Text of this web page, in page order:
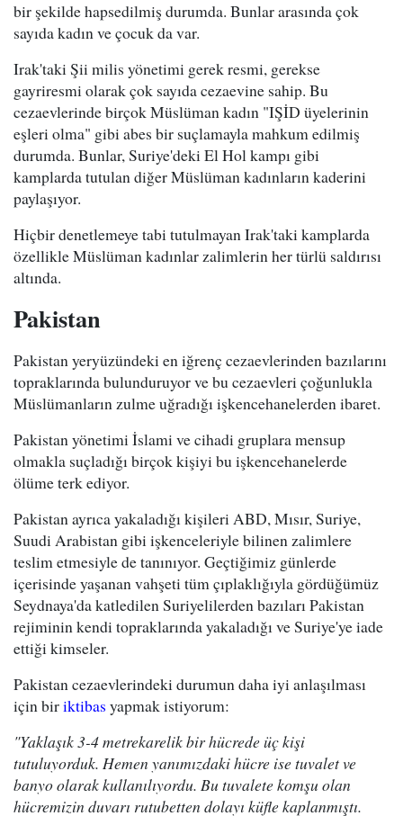
bir şekilde hapsedilmiş durumda. Bunlar arasında çok
sayıda kadın ve çocuk da var.
Irak'taki Şii milis yönetimi gerek resmi, gerekse
gayriresmi olarak çok sayıda cezaevine sahip. Bu
cezaevlerinde birçok Müslüman kadın "IŞİD üyelerinin
eşleri olma" gibi abes bir suçlamayla mahkum edilmiş
durumda. Bunlar, Suriye'deki El Hol kampı gibi
kamplarda tutulan diğer Müslüman kadınların kaderini
paylaşıyor.
Hiçbir denetlemeye tabi tutulmayan Irak'taki kamplarda
özellikle Müslüman kadınlar zalimlerin her türlü saldırısı
altında.
Pakistan
Pakistan yeryüzündeki en iğrenç cezaevlerinden bazılarını
topraklarında bulunduruyor ve bu cezaevleri çoğunlukla
Müslümanların zulme uğradığı işkencehanelerden ibaret.
Pakistan yönetimi İslami ve cihadi gruplara mensup
olmakla suçladığı birçok kişiyi bu işkencehanelerde
ölüme terk ediyor.
Pakistan ayrıca yakaladığı kişileri ABD, Mısır, Suriye,
Suudi Arabistan gibi işkenceleriyle bilinen zalimlere
teslim etmesiyle de tanınıyor. Geçtiğimiz günlerde
içerisinde yaşanan vahşeti tüm çıplaklığıyla gördüğümüz
Seydnaya'da katledilen Suriyelilerden bazıları Pakistan
rejiminin kendi topraklarında yakaladığı ve Suriye'ye iade
ettiği kimseler.
Pakistan cezaevlerindeki durumun daha iyi anlaşılması
için biriktibas yapmak istiyorum:
"Yaklaşık 3-4 metrekarelik bir hücrede üç kişi
tutuluyorduk. Hemen yanımızdaki hücre ise tuvalet ve
banyo olarak kullanılıyordu. Bu tuvalete komşu olan
hücremizin duvarı rutubetten dolayı küfle kaplanmıştı.